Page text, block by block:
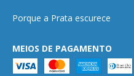
Porque a Prata escurece
MEIOS DE PAGAMENTO